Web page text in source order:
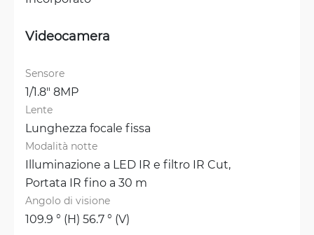
Videocamera
Sensore
1/1.8" 8MP
Lente
Lunghezza focale fissa
Modalità notte
Illuminazione a LED IR e filtro IR Cut,
Portata IR fino a 30 m
Angolo di visione
109.9 ° (H) 56.7 ° (V)